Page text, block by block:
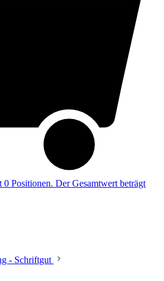
0 Positionen. Der Gesamtwert beträgt
- Schriftgut